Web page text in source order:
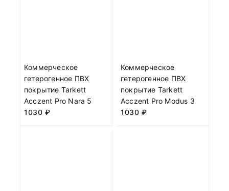
Коммерческое
гетерогенное ПВХ
покрытие Tarkett
Acczent Pro Nara 5
1030 ₽
Коммерческое
гетерогенное ПВХ
покрытие Tarkett
Acczent Pro Modus 3
1030 ₽